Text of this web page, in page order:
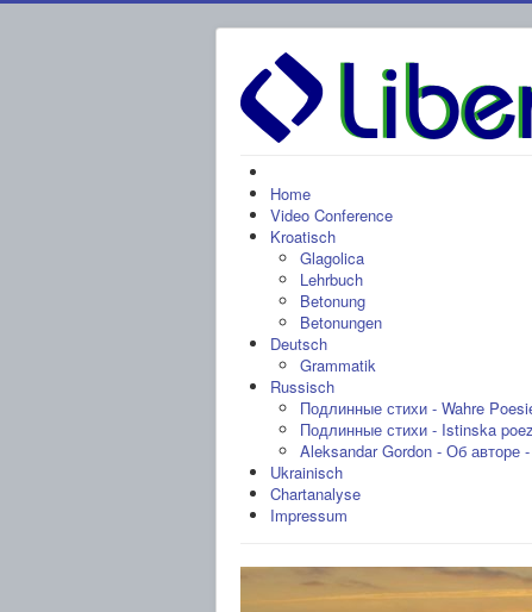
Home
Video Conference
Kroatisch
Glagolica
Lehrbuch
Betonung
Betonungen
Deutsch
Grammatik
Russisch
Подлинные стихи - Wahre
Подлинные стихи - Istinska
Aleksandar Gordon - Об авторе
Ukrainisch
Chartanalyse
Impressum